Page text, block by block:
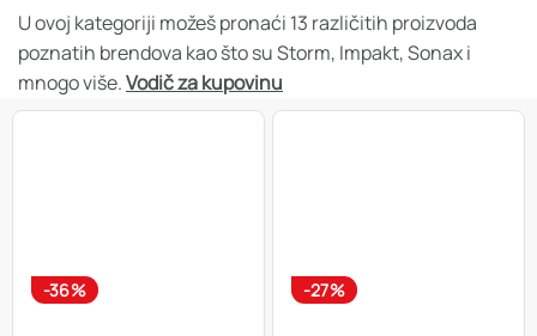
U ovoj kategoriji možeš pronaći 13 različitih proizvoda
poznatih brendova kao što su Storm, Impakt, Sonax i
mnogo više.Vodič za kupovinu
-36% -27%